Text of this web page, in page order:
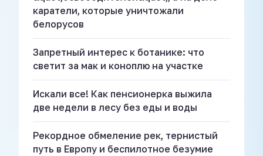
каратели, которые уничтожали
белорусов
Запретный интерес к ботанике: что
светит за мак и коноплю на участке
Искали все! Как пенсионерка выжила
две недели в лесу без еды и воды
Рекордное обмеление рек, тернистый
путь в Европу и беспилотное безумие